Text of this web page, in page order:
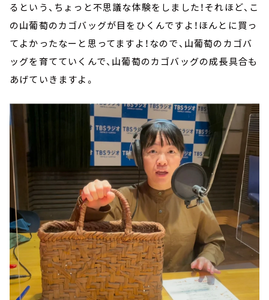
るという、ちょっと不思議な体験をしました！それほど、こ
の山葡萄のカゴバッグが目をひくんですよ！ほんとに買っ
てよかったなーと思ってますよ！なので、山葡萄のカゴバ
ッグを育てていくんで、山葡萄のカゴバッグの成長具合も
あげていきますよ。